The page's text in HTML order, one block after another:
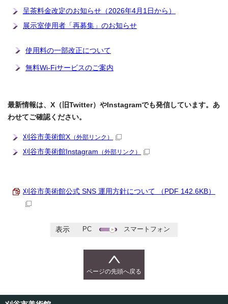
呈茶料金改定のお知らせ（2026年4月1日から）
展示室使用者「再募集」のお知らせ
使用料の一部改正について
無料Wi-Fiサービスのご案内
最新情報は、X（旧Twitter）やInstagramでも発信しています。あ
わせてご確認ください。
刈谷市美術館X （外部リンク）
刈谷市美術館Instagram （外部リンク）
刈谷市美術館公式 SNS 運用方針について （PDF 142.6KB）
表示 PC スマートフォン
ページの先頭へ戻る